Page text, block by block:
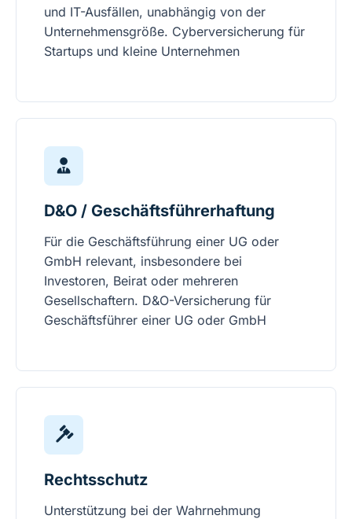
und IT-Ausfällen, unabhängig von der
Unternehmensgröße. Cyberversicherung für
Startups und kleine Unternehmen
D&O / Geschäftsführerhaftung
Für die Geschäftsführung einer UG oder
GmbH relevant, insbesondere bei
Investoren, Beirat oder mehreren
Gesellschaftern. D&O-Versicherung für
Geschäftsführer einer UG oder GmbH
Rechtsschutz
Unterstützung bei der Wahrnehmung